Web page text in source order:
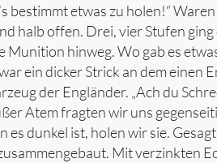
bestimmt etwas zu holen!“
halb offen. Drei, vier Stufen
Munition hinweg. Wo gab es
ein dicker Strick an dem einen
der Engländer. „Ach du
Atem fragten wir uns
es dunkel ist, holen wir sie.
Mit verzinkten